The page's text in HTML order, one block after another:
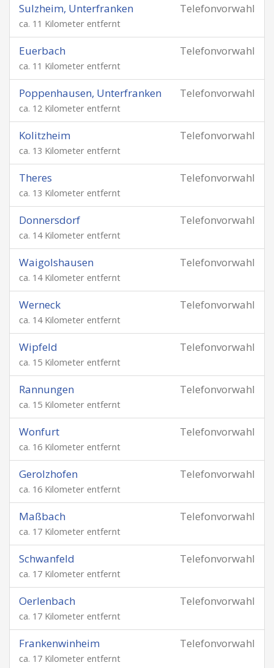
Telefonvorwahl
Sulzheim, Unterfranken
ca. 11 Kilometer entfernt
Telefonvorwahl
Euerbach
ca. 11 Kilometer entfernt
Telefonvorwahl
Poppenhausen, Unterfranken
ca. 12 Kilometer entfernt
Telefonvorwahl
Kolitzheim
ca. 13 Kilometer entfernt
Telefonvorwahl
Theres
ca. 13 Kilometer entfernt
Telefonvorwahl
Donnersdorf
ca. 14 Kilometer entfernt
Telefonvorwahl
Waigolshausen
ca. 14 Kilometer entfernt
Telefonvorwahl
Werneck
ca. 14 Kilometer entfernt
Telefonvorwahl
Wipfeld
ca. 15 Kilometer entfernt
Telefonvorwahl
Rannungen
ca. 15 Kilometer entfernt
Telefonvorwahl
Wonfurt
ca. 16 Kilometer entfernt
Telefonvorwahl
Gerolzhofen
ca. 16 Kilometer entfernt
Telefonvorwahl
Maßbach
ca. 17 Kilometer entfernt
Telefonvorwahl
Schwanfeld
ca. 17 Kilometer entfernt
Telefonvorwahl
Oerlenbach
ca. 17 Kilometer entfernt
Telefonvorwahl
Frankenwinheim
ca. 17 Kilometer entfernt